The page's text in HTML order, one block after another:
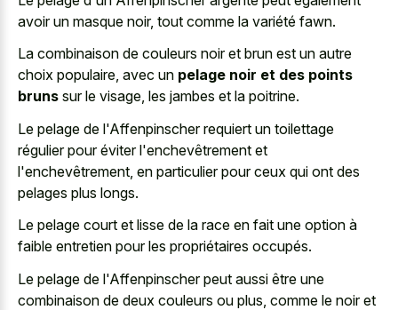
avoir un masque noir, tout comme la variété fawn.
La combinaison de couleurs noir et brun est un autre
choix populaire, avec un pelage noir et des points
bruns sur le visage, les jambes et la poitrine.
Le pelage de l'Affenpinscher requiert un toilettage
régulier pour éviter l'enchevêtrement et
l'enchevêtrement, en particulier pour ceux qui ont des
pelages plus longs.
Le pelage court et lisse de la race en fait une option à
faible entretien pour les propriétaires occupés.
Le pelage de l'Affenpinscher peut aussi être une
combinaison de deux couleurs ou plus, comme le noir et